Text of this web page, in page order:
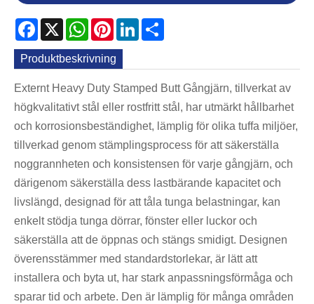
Facebook
X WhatsApp
PinterestLinkedIn
Produktbeskrivning
Externt Heavy Duty Stamped Butt Gångjärn, tillverkat av
högkvalitativt stål eller rostfritt stål, har utmärkt hållbarhet
och korrosionsbeständighet, lämplig för olika tuffa miljöer,
tillverkad genom stämplingsprocess för att säkerställa
noggrannheten och konsistensen för varje gångjärn, och
därigenom säkerställa dess lastbärande kapacitet och
livslängd, designad för att tåla tunga belastningar, kan
enkelt stödja tunga dörrar, fönster eller luckor och
säkerställa att de öppnas och stängs smidigt. Designen
överensstämmer med standardstorlekar, är lätt att
installera och byta ut, har stark anpassningsförmåga och
sparar tid och arbete. Den är lämplig för många områden